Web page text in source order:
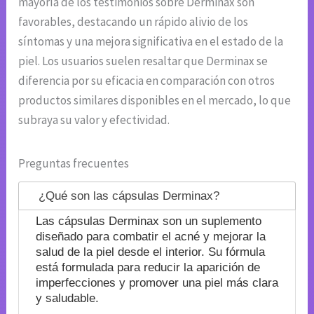
favorables, destacando un rápido alivio de los
síntomas y una mejora significativa en el estado de la
piel. Los usuarios suelen resaltar que Derminax se
diferencia por su eficacia en comparación con otros
productos similares disponibles en el mercado, lo que
subraya su valor y efectividad.
Preguntas frecuentes
¿Qué son las cápsulas Derminax?
Las cápsulas Derminax son un suplemento
diseñado para combatir el acné y mejorar la
salud de la piel desde el interior. Su fórmula
está formulada para reducir la aparición de
imperfecciones y promover una piel más clara
y saludable.